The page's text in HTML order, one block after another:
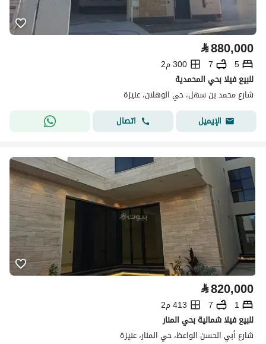
⃁880,000
5
7
300 م2
للبيع فيلا بحي المحمدية
شارع محمد بن سهل، حي الوهلان، عنيزة
الإيميل
اتصال
⃁820,000
1
7
413 م2
للبيع فيلا شمالية بحي المنار
شارع أبي الحسن الواعظ، حي المنار، عنيزة